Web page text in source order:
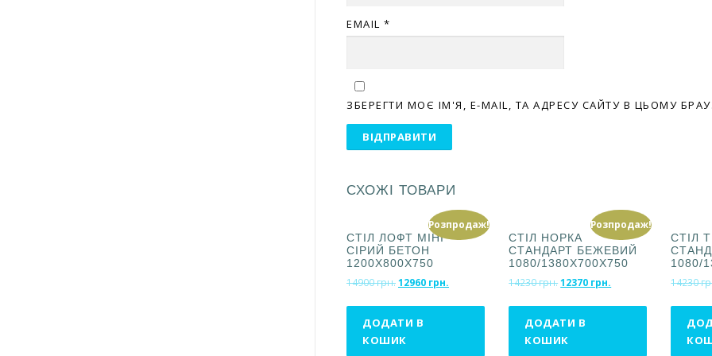
EMAIL *
ЗБЕРЕГТИ МОЄ ІМ'Я, E-MAIL, ТА АДРЕСУ САЙТУ В ЦЬОМУ
СХОЖІ ТОВАРИ
Розпродаж!
СТІЛ ЛОФТ МІНІ
СІРИЙ БЕТОН
1200Х800Х750
14900грн.О
г
і
12960 грн.
ДОДАТИ В
КОШИК
Розпродаж!
СТІЛ НОРКА
СТАНДАРТ БЕЖЕВИЙ
1080/1380Х700Х750
14230грн.О
г
і
12370 грн.
ДОДАТИ В
КОШИК
СТІЛ
1080/
14230